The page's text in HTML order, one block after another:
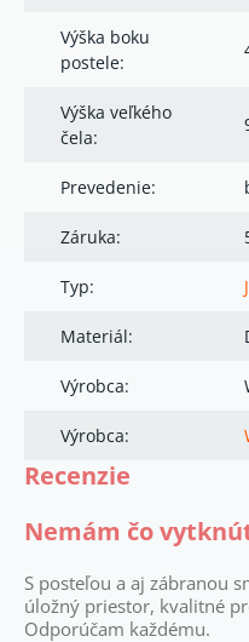
Výška boku
postele:
Výška veľkého
čela:
Prevedenie:
Záruka:
Typ:
Materiál:
Výrobca:
Výrobca:
Recenzie
Nemám čo
S posteľou a aj zábranou
úložný priestor, kvalitné
Odporúčam každému.